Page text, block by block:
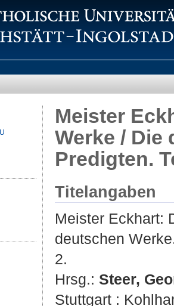
Meister
Werke / Die
Predigten.
Titelangaben
Meister Eckhart:
deutschen
2.
Hrsg.: Steer,
Stuttgart :